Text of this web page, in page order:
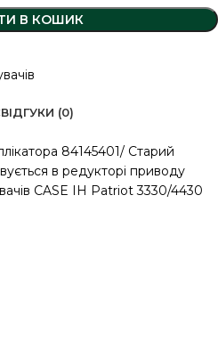
В КОШИК
ВІДГУКИ (0)
84145401/ Старий
в редукторі приводу
CASE IH Patriot 3330/4430